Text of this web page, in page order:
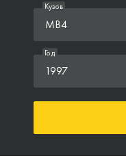
MB4
Кузов
1997
Год